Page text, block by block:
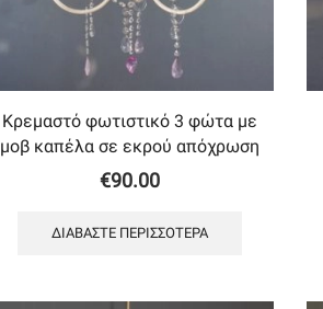
Κρεμαστό φωτιστικό 3 φώτα με
μοβ καπέλα σε εκρού απόχρωση
€90.00
ΔΙΑΒΆΣΤΕ ΠΕΡΙΣΣΌΤΕΡΑ